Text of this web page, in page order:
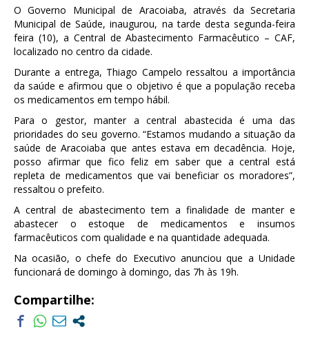
O Governo Municipal de Aracoiaba, através da Secretaria
Municipal de Saúde, inaugurou, na tarde desta segunda-feira
feira (10), a Central de Abastecimento Farmacêutico – CAF,
localizado no centro da cidade.
Durante a entrega, Thiago Campelo ressaltou a importância
da saúde e afirmou que o objetivo é que a população receba
os medicamentos em tempo hábil.
Para o gestor, manter a central abastecida é uma das
prioridades do seu governo. “Estamos mudando a situação da
saúde de Aracoiaba que antes estava em decadência. Hoje,
posso afirmar que fico feliz em saber que a central está
repleta de medicamentos que vai beneficiar os moradores”,
ressaltou o prefeito.
A central de abastecimento tem a finalidade de manter e
abastecer o estoque de medicamentos e insumos
farmacêuticos com qualidade e na quantidade adequada.
Na ocasião, o chefe do Executivo anunciou que a Unidade
funcionará de domingo à domingo, das 7h às 19h.
Compartilhe: